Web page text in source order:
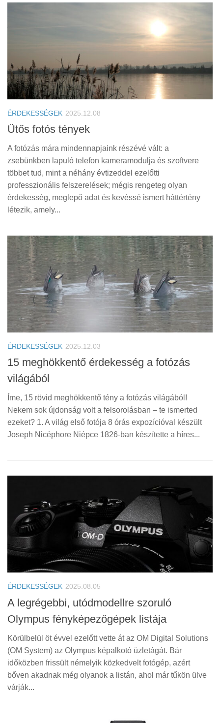
ÉRDEKESSÉGEK 2025.12.08
Ütős fotós tények
A fotózás mára mindennapjaink részévé vált: a
zsebünkben lapuló telefon kameramodulja és szoftvere
többet tud, mint a néhány évtizeddel ezelőtti
professzionális felszerelések; mégis rengeteg olyan
érdekesség, meglepő adat és kevéssé ismert háttértény
létezik, amely...
ÉRDEKESSÉGEK 2025.12.03
15 meghökkentő érdekesség a fotózás
világából
Íme, 15 rövid meghökkentő tény a fotózás világából!
Nekem sok újdonság volt a felsorolásban – te ismerted
ezeket? 1. A világ első fotója 8 órás expozícióval készült
Joseph Nicéphore Niépce 1826-ban készítette a híres...
ÉRDEKESSÉGEK 2025.08.05
A legrégebbi, utódmodellre szoruló
Olympus fényképezőgépek listája
Körülbelül öt évvel ezelőtt vette át az OM Digital Solutions
(OM System) az Olympus képalkotó üzletágát. Bár
időközben frissült némelyik közkedvelt fotógép, azért
bőven akadnak még olyanok a listán, ahol már tűkön ülve
várják...